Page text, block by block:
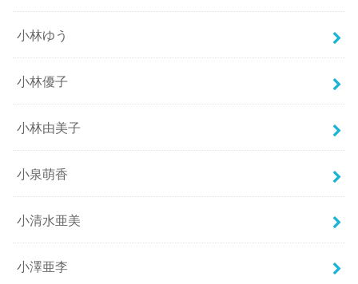
小林ゆう
小林優子
小林由美子
小泉萌香
小清水亜美
小澤亜李